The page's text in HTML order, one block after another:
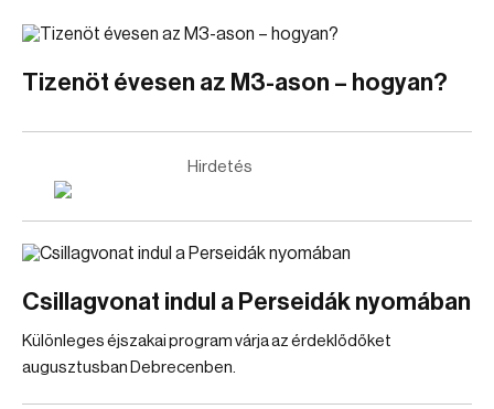
Tizenöt évesen az M3-ason – hogyan?
Hirdetés
Csillagvonat indul a Perseidák nyomában
Különleges éjszakai program várja az érdeklődőket
augusztusban Debrecenben.